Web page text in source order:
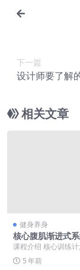
下一篇
设计师要了解
相关文章
健身养身
核心腹肌渐进式
课程介绍 核心训练
既安全又符合逻辑，
爆发力动作前要建立...
5 年前